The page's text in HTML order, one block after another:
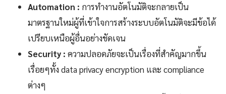
Automation : การทำงานอัตโนมัติจะกลายเป็น
มาตรฐานใหม่ผู้ที่เข้าใจการสร้างระบบอัตโนมัติจะมีข้อได้
เปรียบเหนือผู้อื่นอย่างชัดเจน
Security : ความปลอดภัยจะเป็นเรื่องที่สำคัญมากขึ้น
เรื่อยๆทั้ง data privacy encryption และ compliance
ต่างๆ